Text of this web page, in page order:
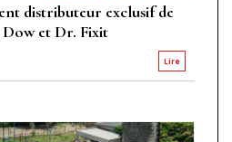
distributeur exclusif de
et Dr. Fixit
Lire